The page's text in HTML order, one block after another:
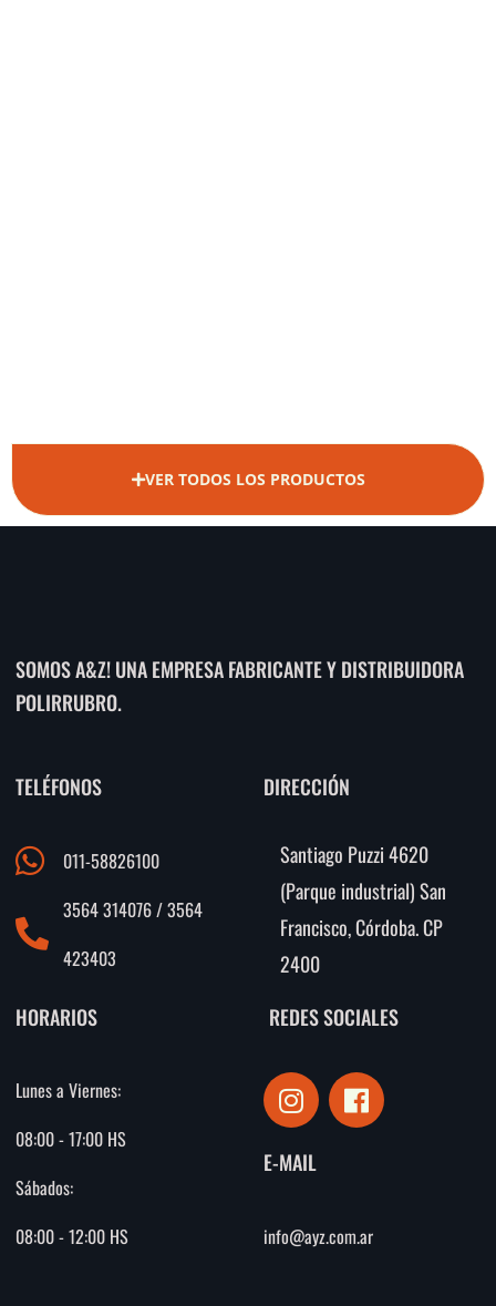
VER TODOS LOS PRODUCTOS
SOMOS A&Z! UNA EMPRESA FABRICANTE Y DISTRIBUIDORA
POLIRRUBRO.
TELÉFONOS
011-58826100
3564 314076 / 3564
423403
DIRECCIÓN
Santiago Puzzi 4620
(Parque industrial) San
Francisco, Córdoba. CP
2400
HORARIOS
Lunes a Viernes:
08:00 - 17:00 HS
Sábados:
08:00 - 12:00 HS
REDES SOCIALES
I
n
s
t
g
r
F
a
c
o
o
E-MAIL
info@ayz.com.ar